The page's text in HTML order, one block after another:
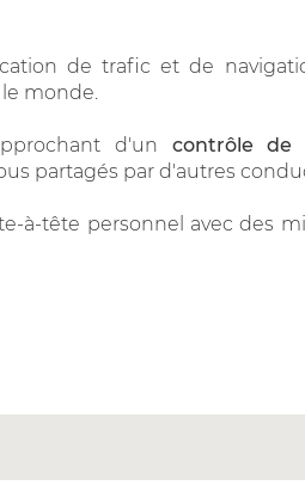
de trafic et de
monde.
d'un contrôle de
partagés par d'autres
à-tête personnel avec des